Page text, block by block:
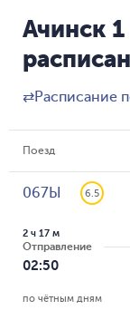
Ачинск
⇄Расписание
Поезд
067Ы 6.5
Отправление
02:50
2 ч 17 м
по чётным дням